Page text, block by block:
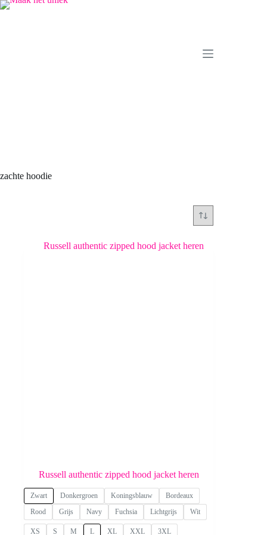
Ga
zachte hoodie
Russell authentic zipped hood jacket heren
Zwart Donkergroen Koningsblauw
Bordeaux
Rood
Grijs Navy Fuchsia Lichtgrijs Wit
XS S M L XL XXL 3XL